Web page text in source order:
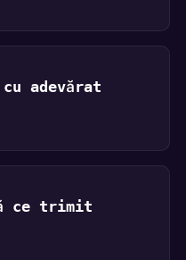
adevărat
ce trimit